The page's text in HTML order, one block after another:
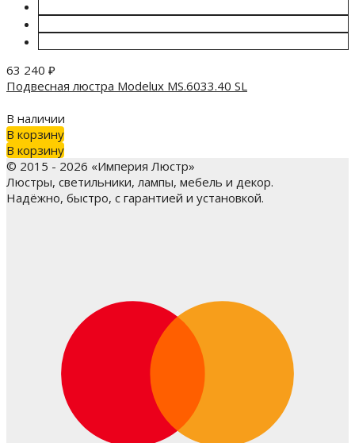
63 240 ₽
Подвесная люстра Modelux MS.6033.40 SL
В наличии
В корзину
В корзину
© 2015 - 2026 «Империя Люстр»
Люстры, светильники, лампы, мебель и декор.
Надёжно, быстро, с гарантией и установкой.